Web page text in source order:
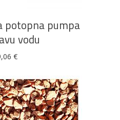
potopna pumpa
vodu
€